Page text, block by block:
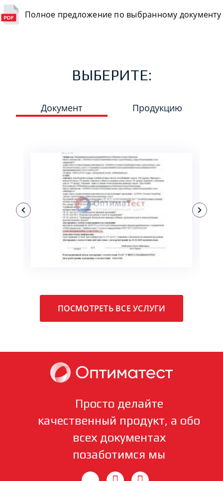
Полное предложение по выбранному документу
ВЫБЕРИТЕ:
Документ Продукцию
ПОДРОБНЕЕ
ПОСМОТРЕТЬ ВСЕ УСЛУГИ
Просто делайте
качественный продукт, а обо
всех документах
позаботимся мы